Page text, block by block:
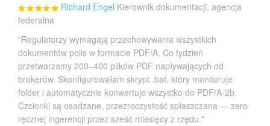
Richard Engel Kierownik dokumentacji, agencja
federalna
"Regulatorzy wymagają przechowywania wszystkich
dokumentów polis w formacie PDF/A. Co tydzień
przetwarzamy 200–400 plików PDF napływających od
brokerów. Skonfigurowałam skrypt .bat, który monitoruje
folder i automatycznie konwertuje wszystko do PDF/A-2b.
Czcionki są osadzane, przezroczystość spłaszczana — zero
ręcznej ingerencji przez sześć miesięcy z rzędu."